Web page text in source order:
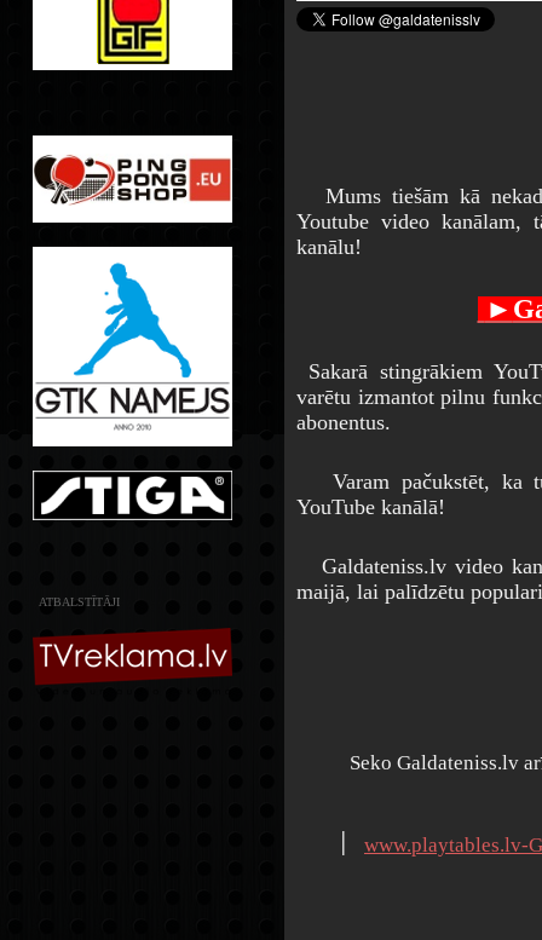
ATBALSTĪTĀJI
Mums tiešām kā
Youtube video kanālam,
kanālu!
►
Sakarā stingrākiem
varētu izmantot pilnu
abonentus.
Varam pačukstēt, ka
YouTube kanālā!
Galdateniss.lv video
maijā, lai palīdzētu
Seko Galdateniss.lv
www.playtables.lv-